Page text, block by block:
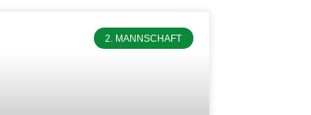
2. MANNSCHAFT